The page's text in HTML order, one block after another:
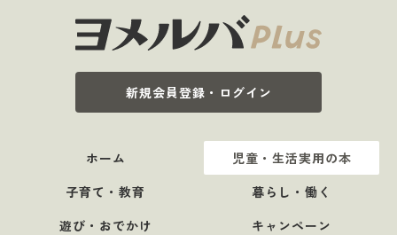
新規会員登録・ログイン
ホーム
児童・生活実用の本
子育て・教育
暮らし・働く
遊び・おでかけ
キャンペーン